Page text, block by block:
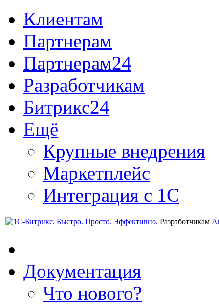
Клиентам
Партнерам
Партнерам24
Разработчикам
Битрикс24
Ещё
Крупные внедрения
Маркетплейс
Интеграция с 1С
Разработчикам
Документация
Что нового?